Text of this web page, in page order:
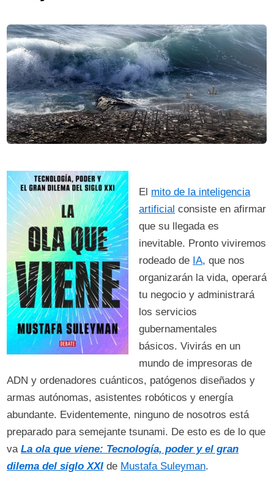
El mito de la inteligencia
artificial consiste en afirmar
que su llegada es
inevitable. Pronto viviremos
rodeado de IA, que nos
organizarán la vida, operará
tu negocio y administrará
los servicios
gubernamentales
básicos. Vivirás en un
mundo de impresoras de
ADN y ordenadores cuánticos, patógenos diseñados y
armas autónomas, asistentes robóticos y energía
abundante. Evidentemente, ninguno de nosotros está
preparado para semejante tsunami. De esto es de lo que
vaLa ola que viene: Tecnología, poder y el gran
dilema del siglo XXI de Mustafa Suleyman.